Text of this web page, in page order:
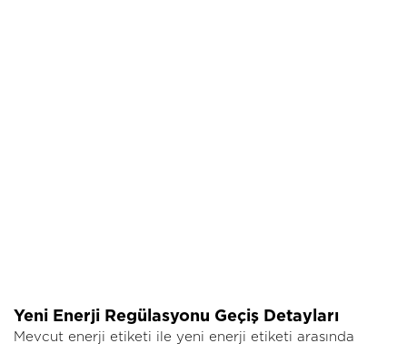
Yeni Enerji Regülasyonu Geçiş Detayları
Mevcut enerji etiketi ile yeni enerji etiketi arasında